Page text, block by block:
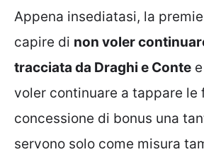
Appena insediatasi, la
capire di non voler
tracciata da Draghi e Conte
voler continuare a tappare le
concessione di bonus una
servono solo come misura